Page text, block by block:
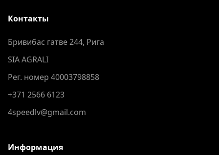
Контакты
Бривибас гатве 244, Рига
SIA AGRALI
Рег. номер 40003798858
+371 2566 6123
4speedlv@gmail.com
Информация